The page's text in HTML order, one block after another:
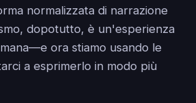
normalizzata di narrazione
dopotutto, è un'esperienza
ora stiamo usando le
a esprimerlo in modo più